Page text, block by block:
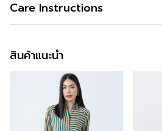
เหมาะสำหรับลุคทำงานที่ต้องการควา
สบาย ๆ ที่ยังคงความสุภาพและมีระ
Care Instructions
Do Not Bleach
Iron
สินค้าแนะนำ